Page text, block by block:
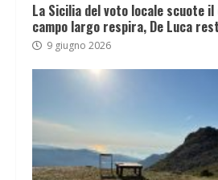
La Sicilia del voto locale scuote
campo largo respira, De Luca
9 giugno 2026